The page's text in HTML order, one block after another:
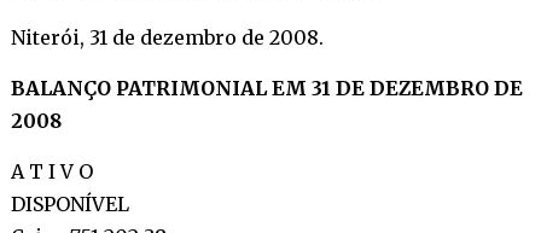
Niterói, 31 de dezembro de 2008.
BALANÇO PATRIMONIAL EM 31 DE DEZEMBRO DE
2008
A T I V O
DISPONÍVEL